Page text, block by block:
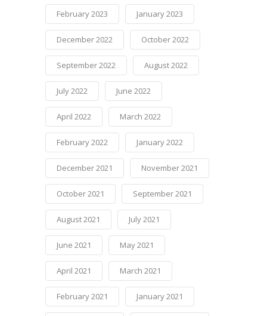
February 2023 January 2023
December 2022 October 2022
September 2022 August 2022
July 2022 June 2022
April 2022 March 2022
February 2022 January 2022
December 2021 November 2021
October 2021 September 2021
August 2021 July 2021
June 2021 May 2021
April 2021 March 2021
February 2021 January 2021